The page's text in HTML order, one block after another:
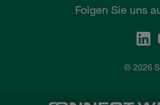
Folgen Sie uns
© 2026